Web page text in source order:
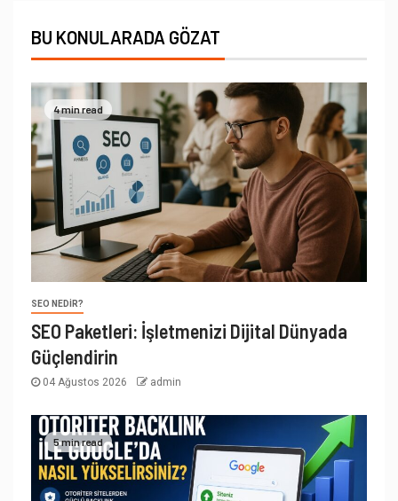
BU KONULARADA GÖZAT
4 min read
SEO NEDIR?
SEO Paketleri: İşletmenizi Dijital Dünyada
Güçlendirin
04 Ağustos 2026 admin
5 min read